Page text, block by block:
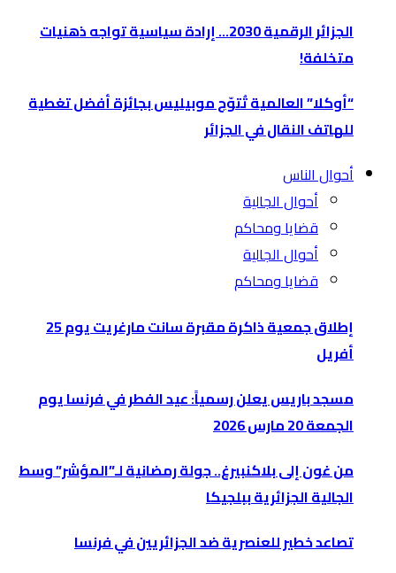
الجزائر الرقمية 2030… إرادة سياسية تواجه ذهنيات
متخلفة!
“أوكلا” العالمية تُتوّج موبيليس بجائزة أفضل تغطية
للهاتف النقال في الجزائر
أحوال الناس
أحوال الجالية
قضايا ومحاكم
أحوال الجالية
قضايا ومحاكم
إطلاق جمعية ذاكرة مقبرة سانت مارغريت يوم 25
أفريل
مسجد باريس يعلن رسمياً: عيد الفطر في فرنسا يوم
الجمعة 20 مارس 2026
من غون إلى بلاكنبيرغ.. جولة رمضانية لـ”المؤشر” وسط
الجالية الجزائرية ببلجيكا
تصاعد خطير للعنصرية ضد الجزائريين في فرنسا